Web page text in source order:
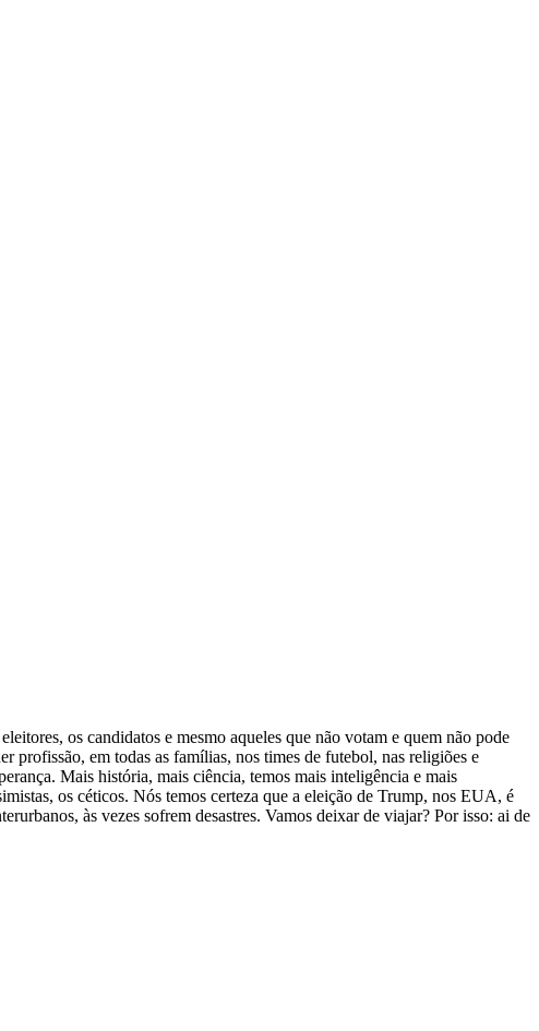
os candidatos e mesmo aqueles que não votam e quem não pode
profissão, em todas as famílias, nos times de futebol, nas religiões e
Mais história, mais ciência, temos mais inteligência e mais
os céticos. Nós temos certeza que a eleição de Trump, nos EUA, é
às vezes sofrem desastres. Vamos deixar de viajar? Por isso: ai de